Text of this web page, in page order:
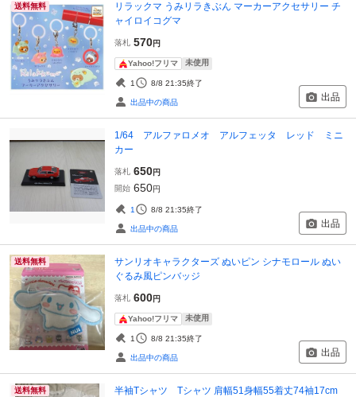
送料無料
リラックマ うみリラきぶん マーカーアクセサリー チ
ャイロイコグマ
落札 570円
Yahoo!フリマ 未使用
1 8/8 21:35終了
出品中の商品 出品
1/64 アルファロメオ アルフェッタ レッド ミニ
カー
落札 650円
開始 650円
1 8/8 21:35終了
出品中の商品 出品
送料無料
サンリオキャラクターズ ぬいピン シナモロール ぬい
ぐるみ風ピンバッジ
落札 600円
Yahoo!フリマ 未使用
1 8/8 21:35終了
出品中の商品 出品
送料無料
半袖Tシャツ Tシャツ 肩幅51身幅55着丈74袖17cm